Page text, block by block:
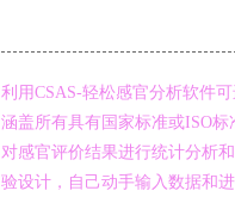
利用CSAS-轻松感官分析软件
涵盖所有具有国家标准或ISO
对感官评价结果进行统计分析
验设计，自己动手输入数据和